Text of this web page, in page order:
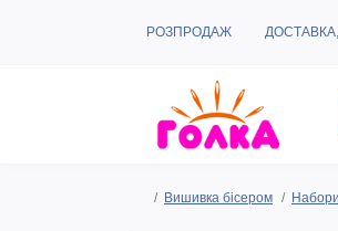
РОЗПРОДАЖ
Вишивка бісером Набори